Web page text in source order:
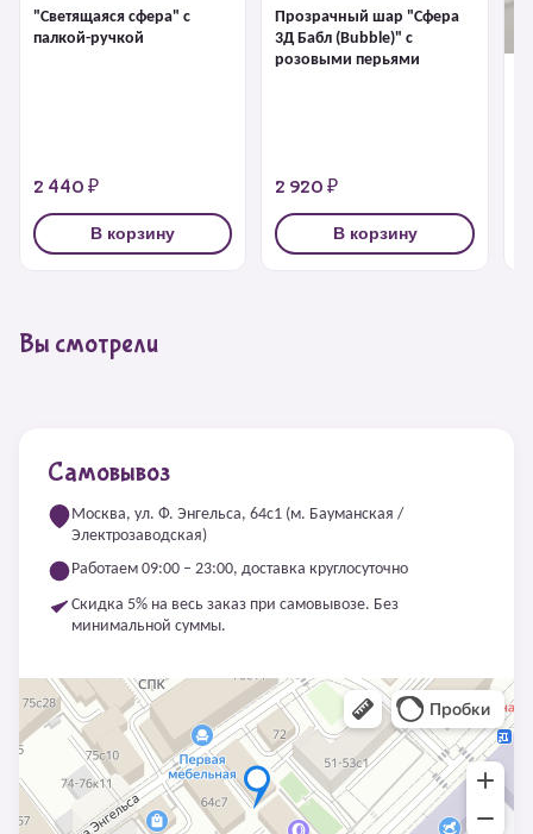
"Светящаяся сфера" с
палкой-ручкой
2 440 ₽
В корзину
Прозрачный шар "Сфера
3Д Бабл (Bubble)" с
розовыми перьями
2 920 ₽
В корзину
Вы смотрели
Самовывоз
Москва, ул. Ф. Энгельса, 64с1 (м. Бауманская /
Электрозаводская)
Работаем 09:00 – 23:00, доставка круглосуточно
Скидка 5% на весь заказ при самовывозе. Без
минимальной суммы.